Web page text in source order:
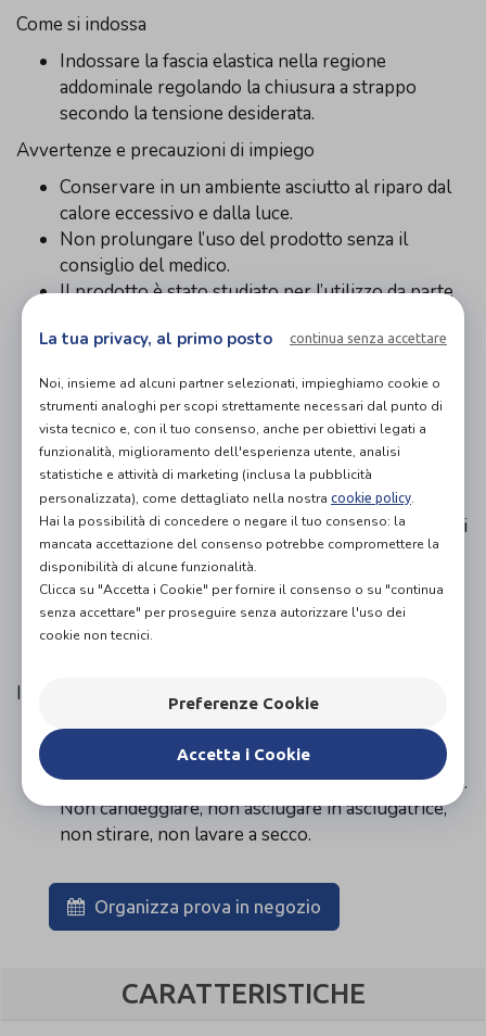
Come si indossa
Indossare la fascia elastica nella regione
addominale regolando la chiusura a strappo
secondo la tensione desiderata.
Avvertenze e precauzioni di impiego
Conservare in un ambiente asciutto al riparo dal
calore eccessivo e dalla luce.
Non prolungare l’uso del prodotto senza il
consiglio del medico.
Il prodotto è stato studiato per l’utilizzo da parte
persone.
contatto con cute lesa.
Utilizzare una protezione cutanea in caso di
lesioni dermatologiche, forme allergiche o
ipersensibilità ai componenti tessili del prodotto.
Nel caso si riscontrassero problemi nell’uso del
prodotto quali la comparsa di dolore o segni locali
evidenti, rimuoverlo e contattare un operatore
sanitario.
In caso di incidente grave a seguito dell’uso del
prodotto contattare il fabbricante e l’operatore
Istruzioni per il lavaggio
Lavare a mano in acqua tiepida con sapone o
detersivo neutri, sciacquare bene, strizzare
delicatamente, lasciare asciugare orizzontalmente.
Non candeggiare, non asciugare in asciugatrice,
non stirare, non lavare a secco.
Organizza prova in negozio
CARATTERISTICHE
La tua privacy, al primo posto continua senza accettare
Noi, insieme ad alcuni partner selezionati, impieghiamo cookie o
strumenti analoghi per scopi strettamente necessari dal punto di
vista tecnico e, con il tuo consenso, anche per obiettivi legati a
funzionalità, miglioramento dell'esperienza utente, analisi
statistiche e attività di marketing (inclusa la pubblicità
personalizzata), come dettagliato nella nostra cookie policy.
Hai la possibilità di concedere o negare il tuo consenso: la
mancata accettazione del consenso potrebbe compromettere la
disponibilità di alcune funzionalità.
Clicca su "Accetta i Cookie" per fornire il consenso o su "continua
senza accettare" per proseguire senza autorizzare l'uso dei
cookie non tecnici.
Preferenze Cookie
Accetta i Cookie